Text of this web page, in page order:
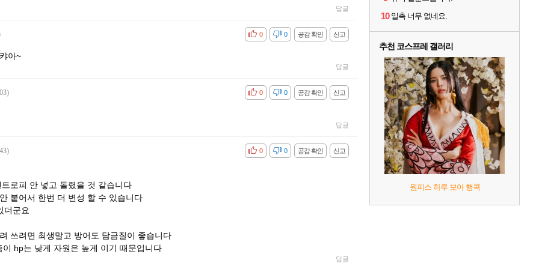
답글
신고
공감 확인
비공감 0
0
아~
답글
신고
공감 확인
비공감 0
0
답글
신고
공감 확인
비공감 0
0
로피 안 넣고 돌렸을 것 같습니다
붙어서 한번 더 변성 할 수 있습니다
더군요
쓰려면 최생말고 방어도 담금질이 좋습니다
hp는 낮게 자원은 높게 이기 때문입니다
답글
10 일촉 너무 없네요.
추천 코스프레 갤러리
원피스 하루 보아 행콕